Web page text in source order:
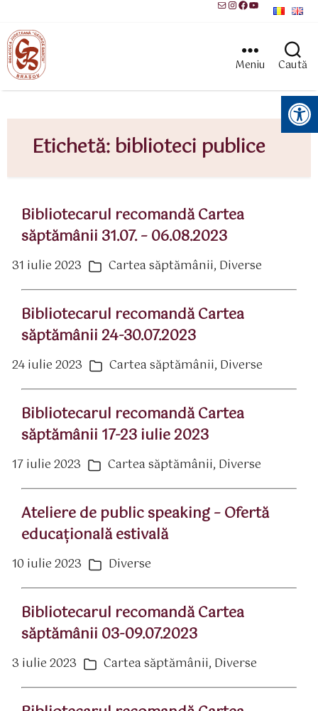
MailInstagram
Facebook
YouTube
Meniu Caută
Instrumente pentru accesibilitate
Etichetă: biblioteci publice
Bibliotecarul recomandă Cartea
săptămânii 31.07. – 06.08.2023
31 iulie 2023 Categorii
Cartea săptămânii, Diverse
Bibliotecarul recomandă Cartea
săptămânii 24-30.07.2023
24 iulie 2023 Categorii
Cartea săptămânii, Diverse
Bibliotecarul recomandă Cartea
săptămânii 17-23 iulie 2023
17 iulie 2023 Categorii
Cartea săptămânii, Diverse
Ateliere de public speaking – Ofertă
educaţională estivală
10 iulie 2023 Categorii
Diverse
Bibliotecarul recomandă Cartea
săptămânii 03-09.07.2023
3 iulie 2023 Categorii
Cartea săptămânii, Diverse